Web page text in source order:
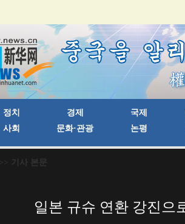
>> 기사 본문
일본 규슈 연환 강진으